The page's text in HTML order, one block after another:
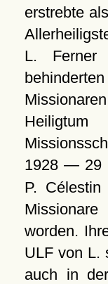
erstrebte
L. Ferner
1928 — 29
P. Célestin
worden.
ULF von L.
auch in